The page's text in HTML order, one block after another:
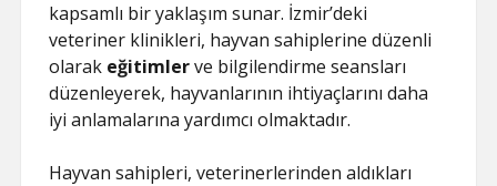
kapsamlı bir yaklaşım sunar. İzmir’deki
veteriner klinikleri, hayvan sahiplerine düzenli
olarak eğitimlerve bilgilendirme seansları
düzenleyerek, hayvanlarının ihtiyaçlarını daha
iyi anlamalarına yardımcı olmaktadır.
Hayvan sahipleri, veterinerlerinden aldıkları